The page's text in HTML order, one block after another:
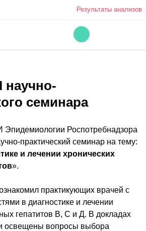
Результаты анализов
научно-
семинара
Роспотребнадзора
практический семинар на тему:
и лечении хронических
».
практикующих врачей с
в диагностике и лечении
гепатитов В, С и Д. В докладах
освещены вопросы выбора